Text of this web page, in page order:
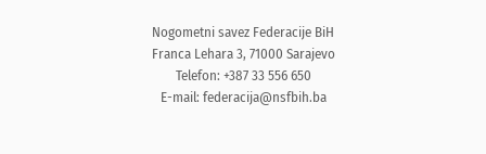
Nogometni savez Federacije BiH
Franca Lehara 3, 71000 Sarajevo
Telefon: +387 33 556 650
E-mail: federacija@nsfbih.ba